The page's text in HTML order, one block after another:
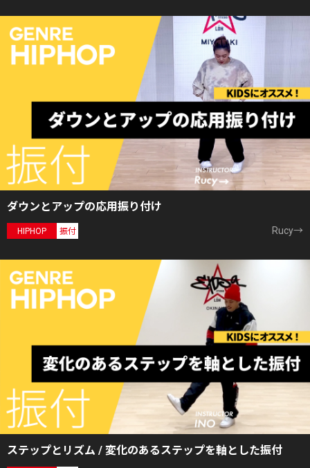
ダウンとアップの応用振り付け
HIPHOP 振付 Rucy→
ステップとリズム / 変化のあるステップを軸とした振付